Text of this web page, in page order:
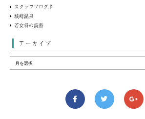
スタッフブログ♪
城崎温泉
若女将の読書
アーカイブ